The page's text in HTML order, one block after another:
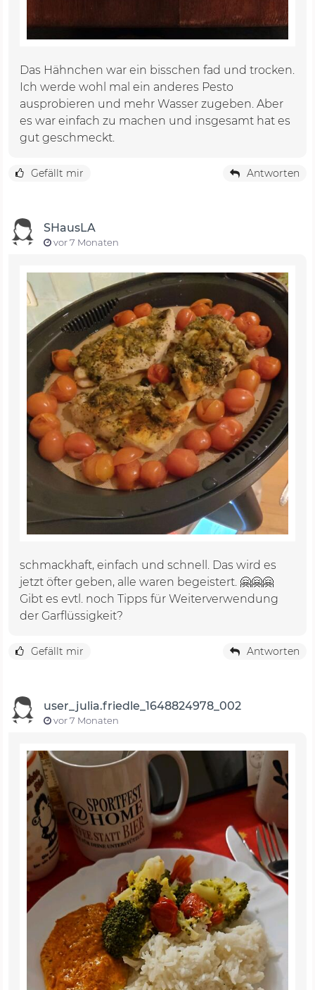
Das Hähnchen war ein bisschen fad und trocken.
Ich werde wohl mal ein anderes Pesto
ausprobieren und mehr Wasser zugeben. Aber
es war einfach zu machen und insgesamt hat es
gut geschmeckt.
Gefällt mir Antworten
SHausLA
vor 7 Monaten
schmackhaft, einfach und schnell. Das wird es
jetzt öfter geben, alle waren begeistert. 🤗🤗🤗
Gibt es evtl. noch Tipps für Weiterverwendung
der Garflüssigkeit?
Gefällt mir Antworten
user_julia.friedle_1648824978_002
vor 7 Monaten